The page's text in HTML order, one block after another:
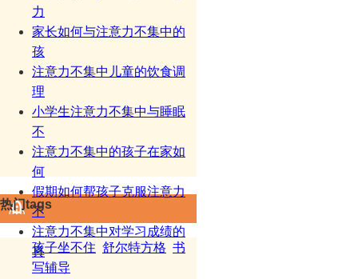
力
家长如何与注意力不集中的
孩
注意力不集中儿童的饮食调
理
小学生注意力不集中与睡眠
不
注意力不集中的孩子在家如
何
假期如何帮孩子克服注意力
不
注意力不集中对学习成绩的
真
热门tags
孩子坐不住 舒尔特方格 书
写辅导